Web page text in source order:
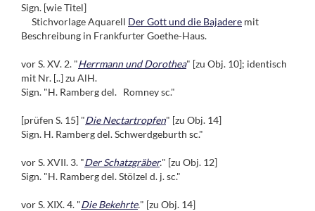
Sign. [wie Titel]
Stichvorlage Aquarell Der Gott und die Bajadere mit
Beschreibung in Frankfurter Goethe-Haus.
vor S. XV. 2. "Herrmann und Dorothea" [zu Obj. 10]; identisch
mit Nr. [..] zu AlH.
Sign. "H. Ramberg del. Romney sc."
[prüfen S. 15] "Die Nectartropfen" [zu Obj. 14]
Sign. H. Ramberg del. Schwerdgeburth sc."
vor S. XVII. 3. "Der Schatzgräber." [zu Obj. 12]
Sign. "H. Ramberg del. Stölzel d. j. sc."
vor S. XIX. 4. "Die Bekehrte." [zu Obj. 14]